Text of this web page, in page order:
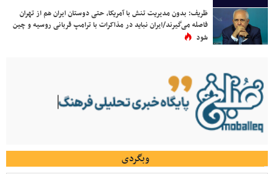
ظریف: بدون مدیریت تنش با آمریکا، حتی دوستان ایران هم از تهران
فاصله می‌گیرند/ایران نباید در مذاکرات با ترامپ قربانی روسیه و چین
شود
وبگردی